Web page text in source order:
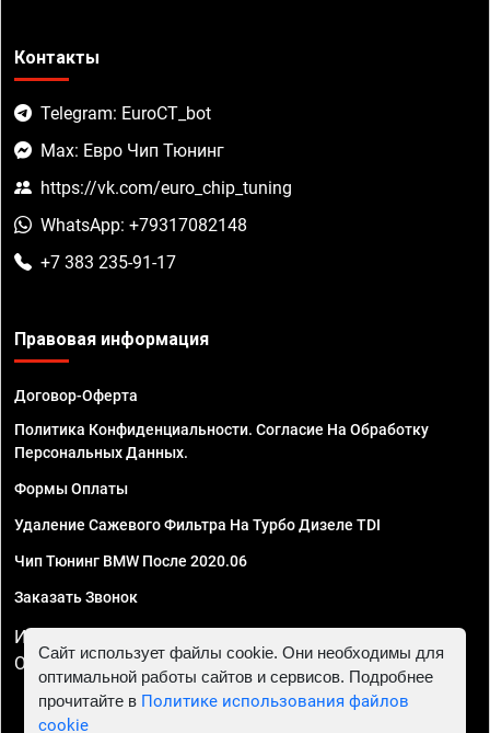
Контакты
Telegram: EuroCT_bot
Max: Евро Чип Тюнинг
https://vk.com/euro_chip_tuning
WhatsApp: +79317082148
+7 383 235-91-17
Правовая информация
Договор-Оферта
Политика Конфиденциальности. Согласие На Обработку
Персональных Данных.
Формы Оплаты
Удаление Сажевого Фильтра На Турбо Дизеле TDI
Чип Тюнинг BMW После 2020.06
Заказать Звонок
ИП Смирнов Георгий Павлович. ИНН 781302555843,
ОГРНИП 324470400032610
Сайт использует файлы cookie. Они необходимы для
оптимальной работы сайтов и сервисов. Подробнее
прочитайте в Политике использования файлов
cookie